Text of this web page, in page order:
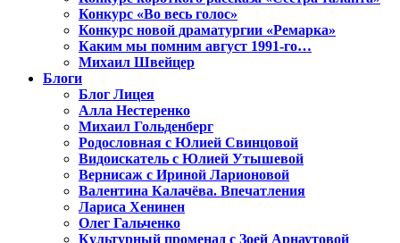
Конкурс «Во весь голос»
Конкурс новой драматургии «Ремарка»
Каким мы помним август 1991-го…
Михаил Швейцер
Блоги
Блог Лицея
Алла Нестеренко
Михаил Гольденберг
Родословная с Юлией Свинцовой
Видоискатель с Юлией Утышевой
Вернисаж с Ириной Ларионовой
Валентина Калачёва. Впечатления
Лариса Хенинен
Олег Гальченко
Культурный променад с Зоей Арнаутовой